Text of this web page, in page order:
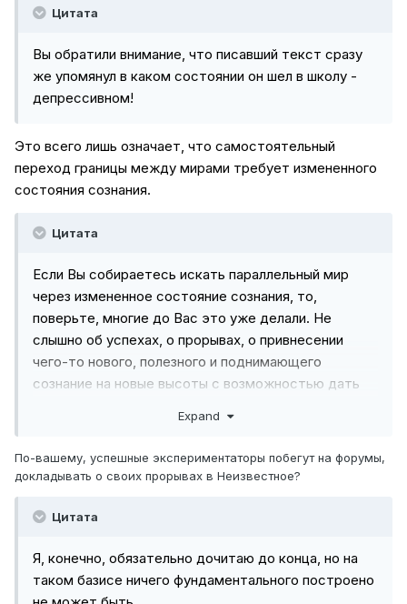
Цитата
Вы обратили внимание, что писавший текст сразу
же упомянул в каком состоянии он шел в школу -
депрессивном!
Это всего лишь означает, что самостоятельный
переход границы между мирами требует измененного
состояния сознания.
Цитата
Если Вы собираетесь искать параллельный мир
через измененное состояние сознания, то,
поверьте, многие до Вас это уже делали. Не
слышно об успехах, о прорывах, о привнесении
чего-то нового, полезного и поднимающего
сознание на новые высоты с возможностью дать
Expand
По-вашему, успешные экспериментаторы побегут на форумы,
докладывать о своих прорывах в Неизвестное?
Цитата
Я, конечно, обязательно дочитаю до конца, но на
таком базисе ничего фундаментального построено